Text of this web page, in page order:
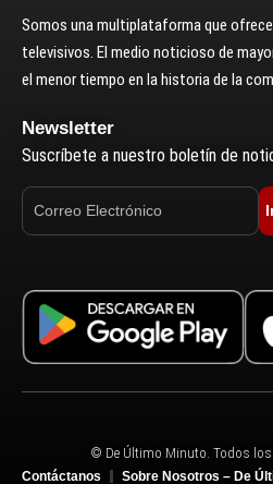
Somos una multiplataforma que
televisivos. El medio noticioso de
el menor tiempo en la historia de la
Newsletter
Suscríbete a nuestro boletín de
© De Último Minuto. Todos los
Contáctanos Sobre Nosotros – De